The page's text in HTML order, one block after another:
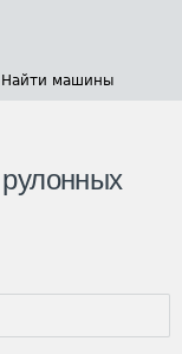
Найти машины